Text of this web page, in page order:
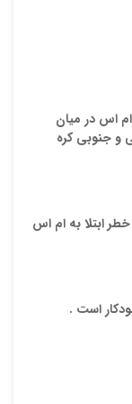
اس در ميان
هاي شمالي و جنوبي كره
ابتلا به ام اس
است .